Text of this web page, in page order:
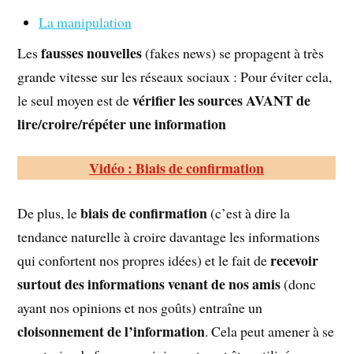
La manipulation
Lesfausses nouvelles(fakes news) se propagent à très
grande vitesse sur les réseaux sociaux : Pour éviter cela,
le seul moyen est devérifier les sources AVANT de
lire/croire/répéter une information
Vidéo : Biais de confirmation
De plus, lebiais de confirmation(c’est à dire la
tendance naturelle à croire davantage les informations
qui confortent nos propres idées) et le fait derecevoir
surtout des informations venant de nos amis(donc
ayant nos opinions et nos goûts) entraîne un
cloisonnement de l’information. Cela peut amener à se